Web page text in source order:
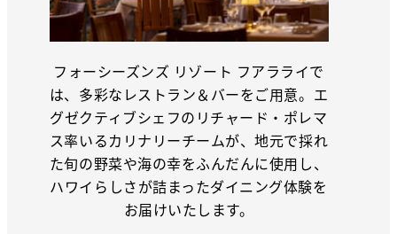
フォーシーズンズ リゾート フアラライで
は、多彩なレストラン＆バーをご用意。エ
グゼクティブシェフのリチャード・ポレマ
ス率いるカリナリーチームが、地元で採れ
た旬の野菜や海の幸をふんだんに使用し、
ハワイらしさが詰まったダイニング体験を
お届けいたします。